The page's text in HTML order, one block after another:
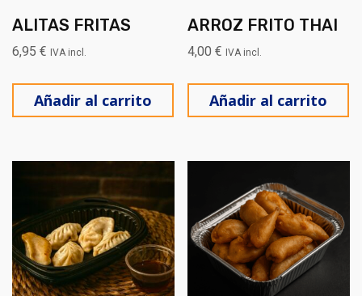
ALITAS FRITAS
6,95 € IVA incl.
Añadir al carrito
ARROZ FRITO THAI
4,00€ IVA incl.
Añadir al carrito